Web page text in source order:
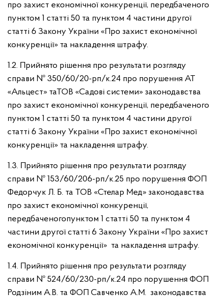
про захист економічної конкуренції, передбаченого
пунктом 1 статті 50 та пунктом 4 частини другої
статті 6 Закону України «Про захист економічної
конкуренції» та накладення штрафу.
1.2. Прийнято рішення про результати розгляду
справи № 350/60/20-рп/к.24 про порушення АТ
«Альцест» таТОВ «Садові системи» законодавства
про захист економічної конкуренції, передбаченого
пунктом 1 статті 50 та пунктом 4 частини другої
статті 6 Закону України «Про захист економічної
конкуренції» та накладення штрафу.
1.3. Прийнято рішення про результати розгляду
справи № 153/60/206-рп/к.25 про порушення ФОП
Федорчук Л. Б. та ТОВ «Стелар Мед» законодавства
про захист економічної конкуренції,
передбаченогопунктом 1 статті 50 та пунктом 4
частини другої статті 6 Закону України «Про захист
економічної конкуренції» та накладення штрафу.
1.4. Прийнято рішення про результати розгляду
справи № 524/60/230-рп/к.24 про порушення ФОП
Родзіним А.В. та ФОП Савченко А.М. законодавства